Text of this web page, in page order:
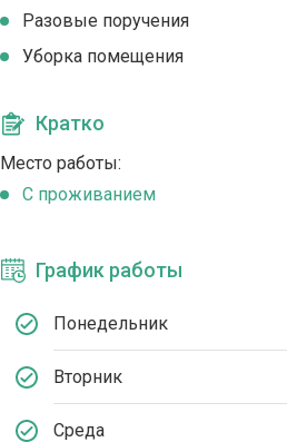
Разовые поручения
Уборка помещения
Кратко
Место работы:
C проживанием
График работы
Понедельник
Вторник
Среда